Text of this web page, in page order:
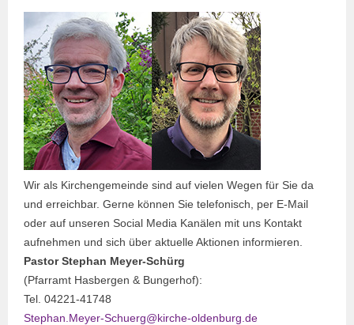
Wir als Kirchengemeinde sind auf vielen Wegen für Sie da
und erreichbar. Gerne können Sie telefonisch, per E-Mail
oder auf unseren Social Media Kanälen mit uns Kontakt
aufnehmen und sich über aktuelle Aktionen informieren.
Pastor Stephan Meyer-Schürg
(Pfarramt Hasbergen & Bungerhof):
Tel. 04221-41748
Stephan.Meyer-Schuerg@kirche-oldenburg.de